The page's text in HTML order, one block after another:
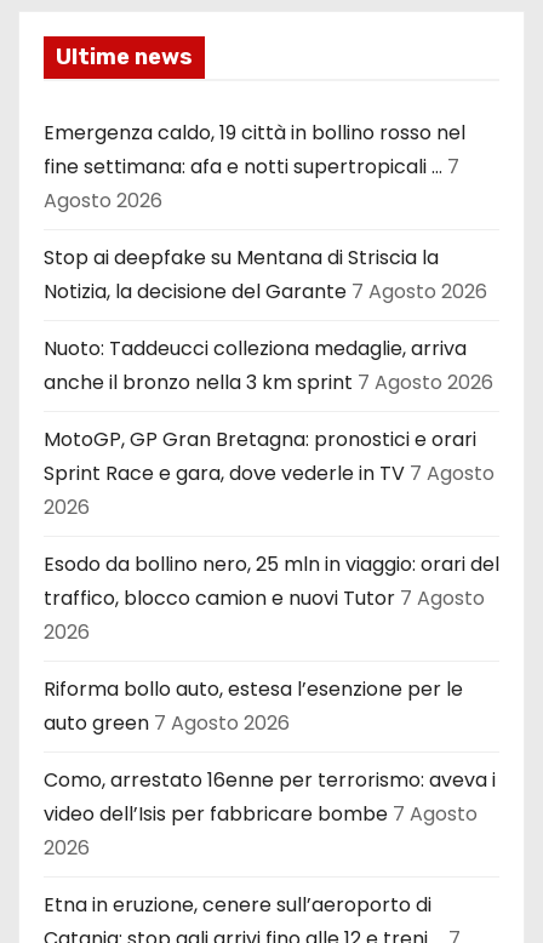
Ultime news
Emergenza caldo, 19 città in bollino rosso nel
fine settimana: afa e notti supertropicali … 7
Agosto 2026
Stop ai deepfake su Mentana di Striscia la
Notizia, la decisione del Garante 7 Agosto 2026
Nuoto: Taddeucci colleziona medaglie, arriva
anche il bronzo nella 3 km sprint 7 Agosto 2026
MotoGP, GP Gran Bretagna: pronostici e orari
Sprint Race e gara, dove vederle in TV 7 Agosto
2026
Esodo da bollino nero, 25 mln in viaggio: orari del
traffico, blocco camion e nuovi Tutor 7 Agosto
2026
Riforma bollo auto, estesa l’esenzione per le
auto green 7 Agosto 2026
Como, arrestato 16enne per terrorismo: aveva i
video dell’Isis per fabbricare bombe 7 Agosto
2026
Etna in eruzione, cenere sull’aeroporto di